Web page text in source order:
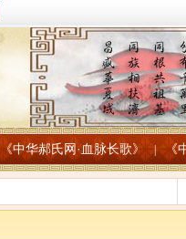
《中华郝氏网·血脉长歌》 《